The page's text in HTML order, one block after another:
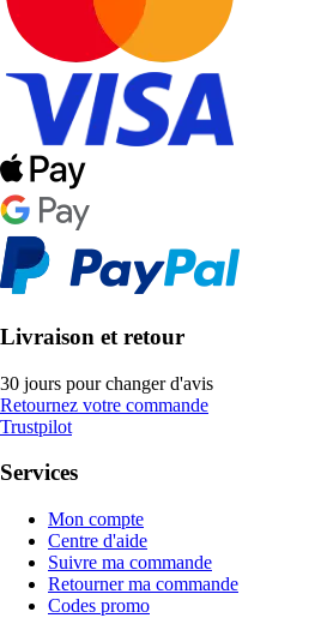
Livraison et retour
30 jours pour changer d'avis
Retournez votre commande
Trustpilot
Services
Mon compte
Centre d'aide
Suivre ma commande
Retourner ma commande
Codes promo